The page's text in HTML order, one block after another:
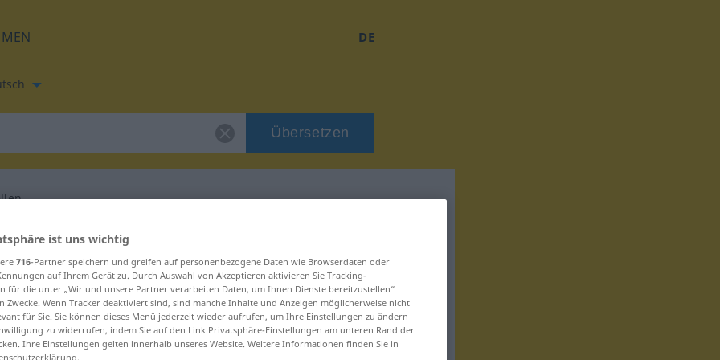
DE
Übersetzen
für "opwellen"
ist uns wichtig
716-Partner speichern und greifen auf personenbezogene Daten wie Browserdaten oder
auf Ihrem Gerät zu. Durch Auswahl von Akzeptieren aktivieren Sie Tracking-
für die unter „Wir und unsere Partner verarbeiten Daten, um Ihnen Dienste bereitzustellen“
Zwecke. Wenn Tracker deaktiviert sind, sind manche Inhalte und Anzeigen möglicherweise nicht
für Sie. Sie können dieses Menü jederzeit wieder aufrufen, um Ihre Einstellungen zu ändern
zu widerrufen, indem Sie auf den Link Privatsphäre-Einstellungen am unteren Rand der
Ihre Einstellungen gelten innerhalb unseres Website. Weitere Informationen finden Sie in